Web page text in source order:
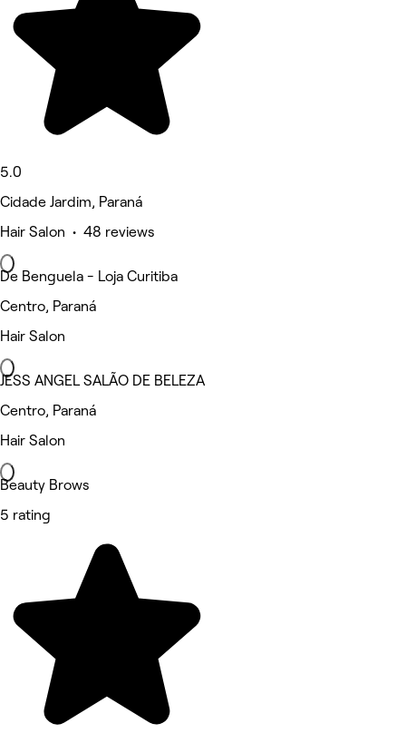
5.0
Cidade Jardim, Paraná
Hair Salon • 48 reviews
De Benguela - Loja Curitiba
Centro, Paraná
Hair Salon
JESS ANGEL SALÃO DE BELEZA
Centro, Paraná
Hair Salon
Beauty Brows
5 rating